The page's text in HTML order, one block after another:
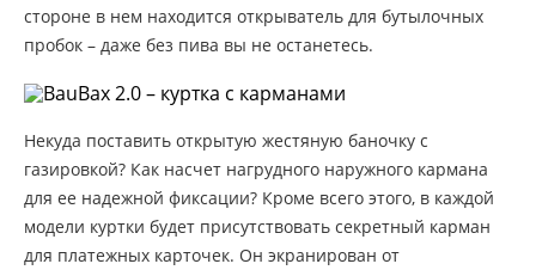
стороне в нем находится открыватель для бутылочных
пробок – даже без пива вы не останетесь.
Некуда поставить открытую жестяную баночку с
газировкой? Как насчет нагрудного наружного кармана
для ее надежной фиксации? Кроме всего этого, в каждой
модели куртки будет присутствовать секретный карман
для платежных карточек. Он экранирован от